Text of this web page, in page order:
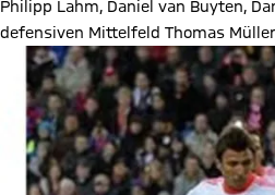
Philipp Lahm, Daniel van Buyten,
defensiven Mittelfeld Thomas